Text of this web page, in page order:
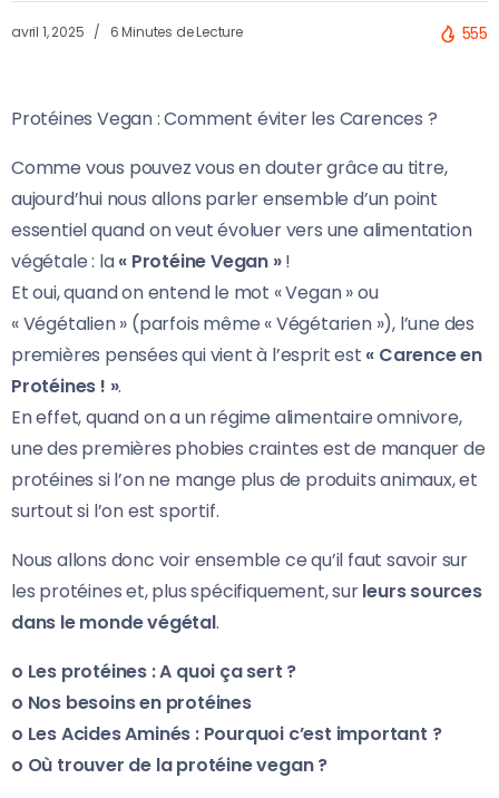
avril 1, 2025 6 Minutes de Lecture 555
Protéines Vegan : Comment éviter les Carences ?
Comme vous pouvez vous en douter grâce au titre,
aujourd’hui nous allons parler ensemble d’un point
essentiel quand on veut évoluer vers une alimentation
végétale : la« Protéine Vegan »!
Et oui, quand on entend le mot « Vegan » ou
« Végétalien » (parfois même « Végétarien »), l’une des
premières pensées qui vient à l’esprit est « Carence en
Protéines ! ».
En effet, quand on a un régime alimentaire omnivore,
une des premières phobies craintes est de manquer de
protéines si l’on ne mange plus de produits animaux, et
surtout si l’on est sportif.
Nous allons donc voir ensemble ce qu’il faut savoir sur
les protéines et, plus spécifiquement, surleurs sources
dans le monde végétal.
o Les protéines : A quoi ça sert ?
o Nos besoins en protéines
o Les Acides Aminés : Pourquoi c’est important ?
o Où trouver de la protéine vegan ?